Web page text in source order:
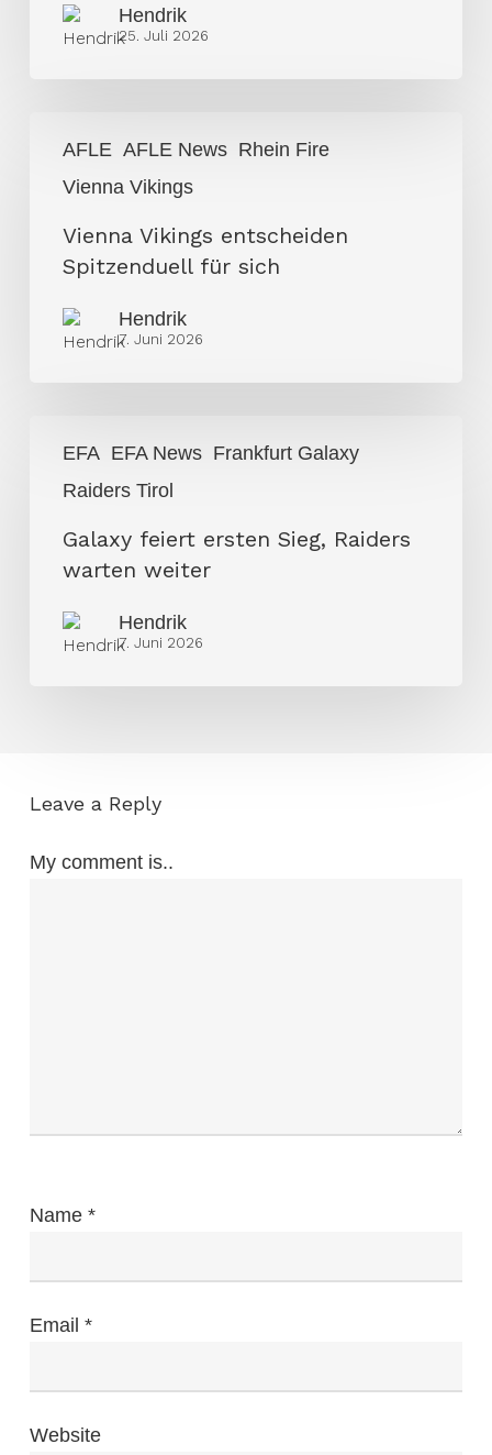
Hendrik
25. Juli 2026
AFLE AFLE News Rhein Fire
Vienna Vikings
Vikings
entscheiden
Vienna Vikings entscheiden
Spitzenduell für sich
Hendrik
7. Juni 2026
EFA EFA News Frankfurt Galaxy
Raiders Tirol
feiert
ersten
weiter
Galaxy feiert ersten Sieg, Raiders
warten weiter
Hendrik
7. Juni 2026
Leave a Reply
My comment is..
Name *
Email *
Website